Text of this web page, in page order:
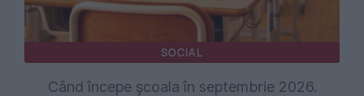
SOCIAL
Când începe școala în septembrie 2026.